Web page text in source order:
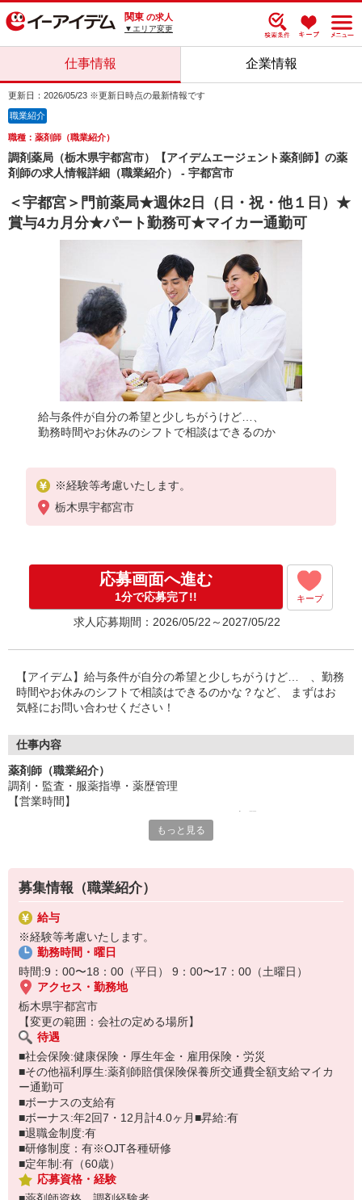
関東 の求人
▼エリア変更
仕事情報 企業情報
更新日：2026/05/23 ※更新日時点の最新情報です
職業紹介
職種：薬剤師（職業紹介）
調剤薬局（栃木県宇都宮市）【アイデムエージェント薬剤師】の薬
剤師の求人情報詳細（職業紹介） - 宇都宮市
＜宇都宮＞門前薬局★週休2日（日・祝・他１日）★
賞与4カ月分★パート勤務可★マイカー通勤可
給与条件が自分の希望と少しちがうけど…、
勤務時間やお休みのシフトで相談はできるのか
※経験等考慮いたします。
栃木県宇都宮市
応募画面へ進む
1分で応募完了!! キープ
求人応募期間：2026/05/22～2027/05/22
【アイデム】給与条件が自分の希望と少しちがうけど… 、勤務
時間やお休みのシフトで相談はできるのかな？など、 まずはお
気軽にお問い合わせください！
仕事内容
薬剤師（職業紹介）
調剤・監査・服薬指導・薬歴管理
【営業時間】
もっと見る
募集情報（職業紹介）
給与
※経験等考慮いたします。
勤務時間・曜日
時間:9：00〜18：00（平日） 9：00〜17：00（土曜日）
アクセス・勤務地
栃木県宇都宮市
【変更の範囲：会社の定める場所】
待遇
■社会保険:健康保険・厚生年金・雇用保険・労災
■その他福利厚生:薬剤師賠償保険保養所交通費全額支給マイカ
ー通勤可
■ボーナスの支給有
■ボーナス:年2回7・12月計4.0ヶ月■昇給:有
■退職金制度:有
■研修制度：有※OJT各種研修
■定年制:有（60歳）
応募資格・経験